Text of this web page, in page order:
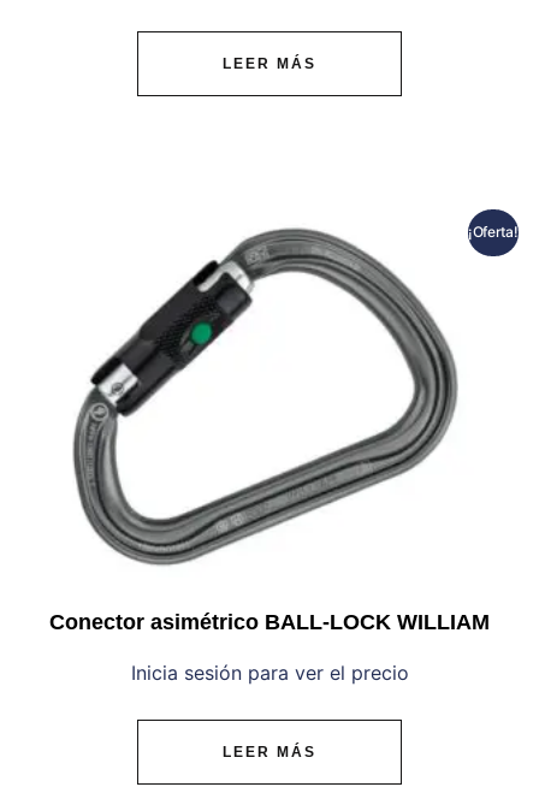
LEER MÁS
¡Oferta!
Conector asimétrico BALL-LOCK WILLIAM
Inicia sesión para ver el precio
LEER MÁS